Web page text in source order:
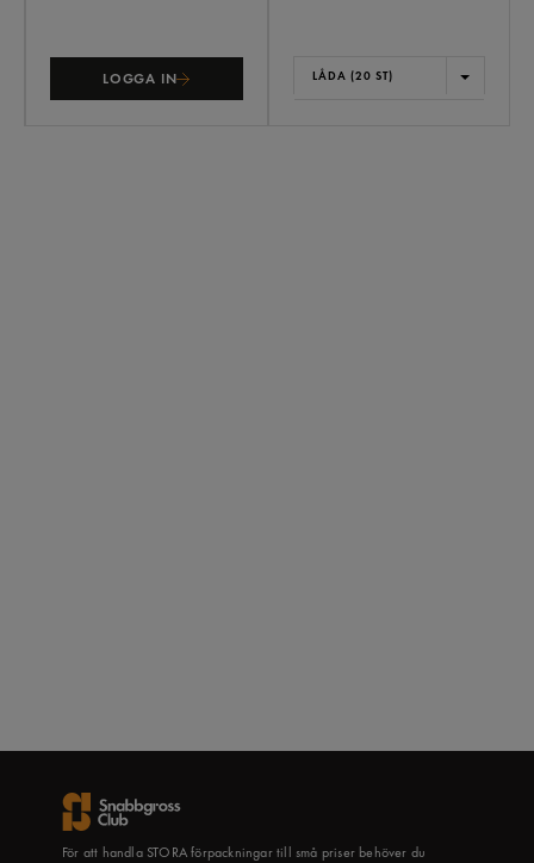
LOGGA IN LÅDA (20 ST)
För att handla STORA förpackningar till små priser behöver du